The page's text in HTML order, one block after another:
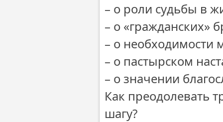
– о роли судьбы в
– о «гражданских»
– о необходимости
– о пастырском
– о значении
Как преодолевать
шагу?